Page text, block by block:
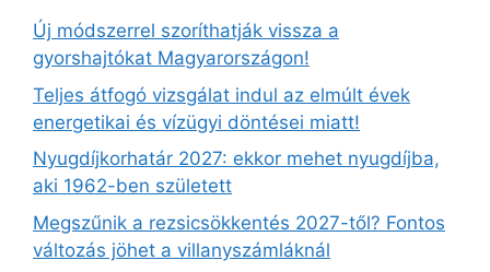
Új módszerrel szoríthatják vissza a
gyorshajtókat Magyarországon!
Teljes átfogó vizsgálat indul az elmúlt évek
energetikai és vízügyi döntései miatt!
Nyugdíjkorhatár 2027: ekkor mehet nyugdíjba,
aki 1962-ben született
Megszűnik a rezsicsökkentés 2027-től? Fontos
változás jöhet a villanyszámláknál